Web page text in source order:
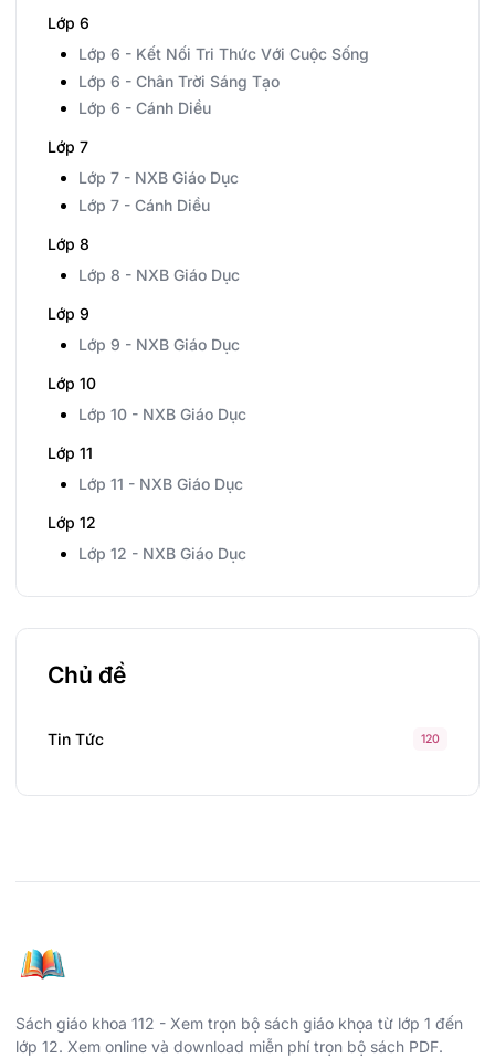
Lớp 6
Lớp 6 - Kết Nối Tri Thức Với Cuộc Sống
Lớp 6 - Chân Trời Sáng Tạo
Lớp 6 - Cánh Diều
Lớp 7
Lớp 7 - NXB Giáo Dục
Lớp 7 - Cánh Diều
Lớp 8
Lớp 8 - NXB Giáo Dục
Lớp 9
Lớp 9 - NXB Giáo Dục
Lớp 10
Lớp 10 - NXB Giáo Dục
Lớp 11
Lớp 11 - NXB Giáo Dục
Lớp 12
Lớp 12 - NXB Giáo Dục
Chủ đề
Tin Tức 120
Sách giáo khoa 112 - Xem trọn bộ sách giáo khọa từ lớp 1 đến
lớp 12. Xem online và download miễn phí trọn bộ sách PDF.